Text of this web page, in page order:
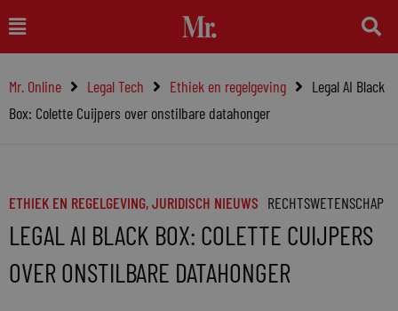
naar
inhoud
Main
Menu
Mr. Online Legal Tech Ethiek en regelgeving
Legal AI Black
Box: Colette Cuijpers over onstilbare datahonger
ETHIEK EN REGELGEVING,JURIDISCH NIEUWS RECHTSWETENSCHAP
LEGAL AI BLACK BOX: COLETTE CUIJPERS
OVER ONSTILBARE DATAHONGER